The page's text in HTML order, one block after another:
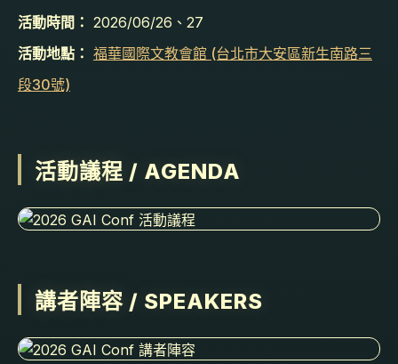
活動時間： 2026/06/26、27
活動地點： 福華國際文教會館 (台北市大安區新生南路三
段30號)
活動議程 / AGENDA
講者陣容 / SPEAKERS
福華國際文教會館 / 台北市大安區新生南路三段30號
活動票券
票種
下一步
報名人